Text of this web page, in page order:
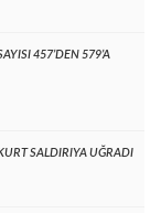
457’DEN 579’A
SALDIRIYA UĞRADI